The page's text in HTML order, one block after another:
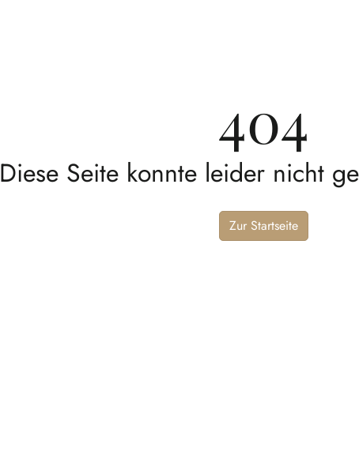
404
Diese Seite konnte leider nicht
Zur Startseite